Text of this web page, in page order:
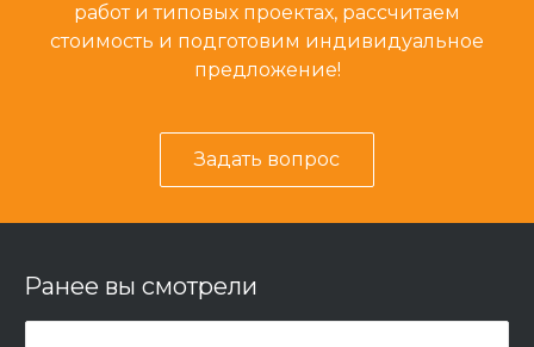
работ и типовых проектах, рассчитаем
стоимость и подготовим индивидуальное
предложение!
Задать вопрос
Ранее вы смотрели